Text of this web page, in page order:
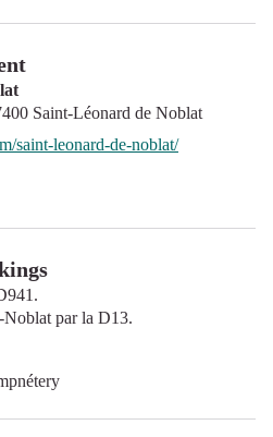
Saint-Léonard de Noblat
saint-leonard-de-noblat/
par la D13.